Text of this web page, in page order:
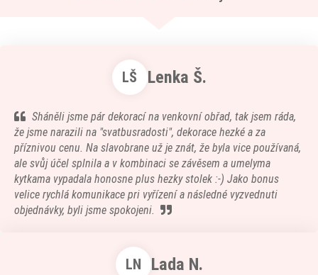
LŠ Lenka Š.
Sháněli jsme pár dekorací na venkovní obřad, tak jsem ráda,
že jsme narazili na "svatbusradosti", dekorace hezké a za
příznivou cenu. Na slavobrane už je znát, že byla vice používaná,
ale svůj účel splnila a v kombinaci se závěsem a umelyma
kytkama vypadala honosne plus hezky stolek :-) Jako bonus
velice rychlá komunikace pri vyřízení a následné vyzvednuti
objednávky, byli jsme spokojeni.
LN Lada N.